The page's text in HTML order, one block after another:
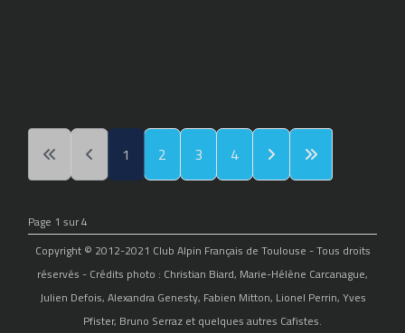
1 2 3 4
Page 1 sur 4
Copyright © 2012-2021 Club Alpin Français de Toulouse - Tous droits
réservés - Crédits photo : Christian Biard, Marie-Hélène Carcanague,
Julien Defois, Alexandra Genesty, Fabien Mitton, Lionel Perrin, Yves
Pfister, Bruno Serraz et quelques autres Cafistes.